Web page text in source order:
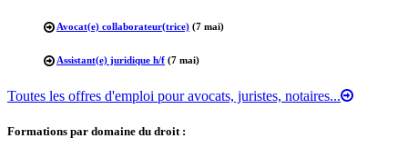
Avocat(e) collaborateur(trice) (7 mai)
Assistant(e) juridique h/f (7 mai)
Toutes les offres d'emploi pour avocats, juristes, notaires...
Formations par domaine du droit :